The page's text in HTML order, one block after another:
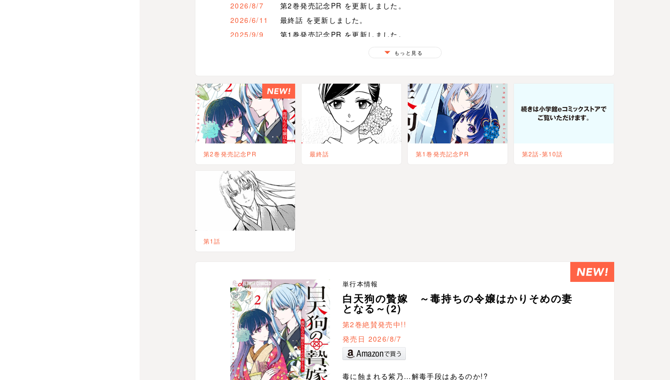
2026/8/7
第2巻発売記念PR を更新しました。
2026/6/11
最終話 を更新しました。
2025/9/9
第1巻発売記念PR を更新しました。
もっと見る
第2巻発売記念PR 最終話 第1巻発売記念PR 第2話-第10話
第1話
単行本情報
白天狗の贄嫁 ～毒持ちの令嬢はかりそめの妻
となる～(2)
第2巻絶賛発売中!!
発売日 2026/8/7
毒に蝕まれる紫乃…解毒手段はあるのか!?